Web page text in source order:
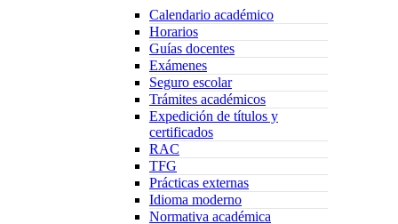
Calendario académico
Horarios
Guías docentes
Exámenes
Seguro escolar
Trámites académicos
Expedición de títulos y
certificados
RAC
TFG
Prácticas externas
Idioma moderno
Normativa académica